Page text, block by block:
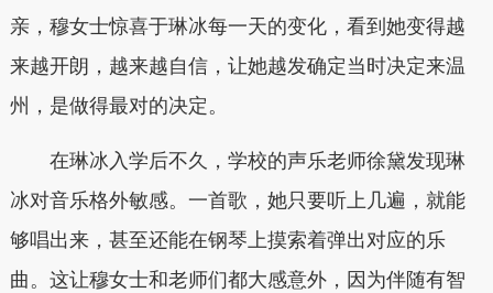
亲，穆女士惊喜于琳冰每一天的变化，看到她变得越
来越开朗，越来越自信，让她越发确定当时决定来温
州，是做得最对的决定。
在琳冰入学后不久，学校的声乐老师徐黛发现琳
冰对音乐格外敏感。一首歌，她只要听上几遍，就能
够唱出来，甚至还能在钢琴上摸索着弹出对应的乐
曲。这让穆女士和老师们都大感意外，因为伴随有智